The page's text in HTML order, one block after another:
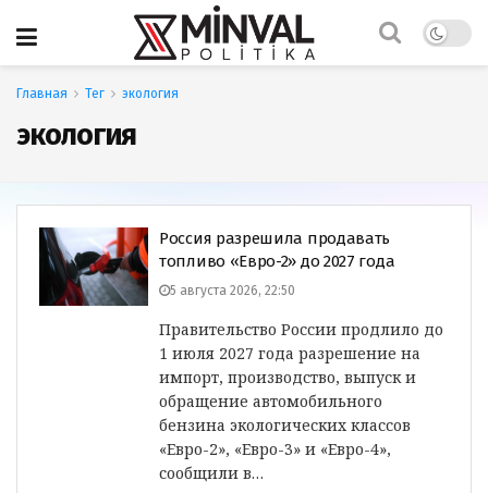
Главная Тег экология
экология
Россия разрешила продавать
топливо «Евро-2» до 2027 года
5 августа 2026, 22:50
Правительство России продлило до
1 июля 2027 года разрешение на
импорт, производство, выпуск и
обращение автомобильного
бензина экологических классов
«Евро-2», «Евро-3» и «Евро-4»,
сообщили в…